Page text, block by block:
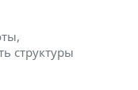
структуры